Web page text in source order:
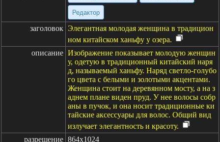
Редактор
заголовок Элегантная молодая женщина в традицион
ном китайском ханьфу у озера.
описание Изображение показывает молодую женщин
у, одетую в традиционный китайский наря
д, называемый ханьфу. Наряд светло-голубо
го цвета с белыми и золотыми акцентами.
Женщина стоит на деревянном мосту, а на з
аднем плане виден пруд. У нее волосы собр
аны в пучок, и она носит традиционные ки
тайские аксессуары для волос. Общий вид
излучает элегантность и красоту.
разрешение 864x1024